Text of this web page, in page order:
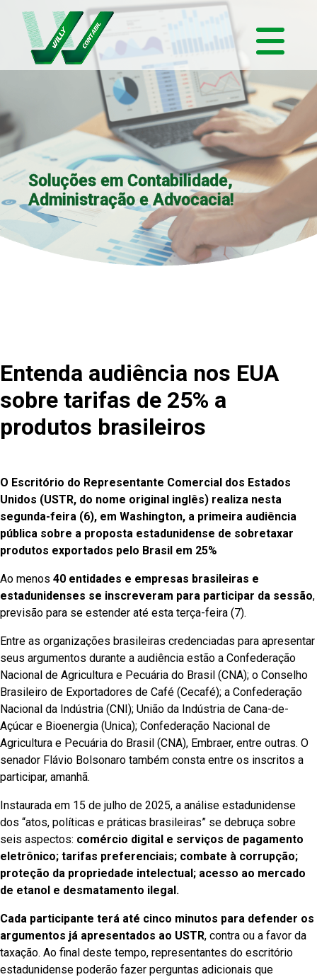
Soluções em Contabilidade,
Administração e Advocacia!
Entenda audiência nos EUA
sobre tarifas de 25% a
produtos brasileiros
O Escritório do Representante Comercial dos Estados
Unidos (USTR, do nome original inglês) realiza nesta
segunda-feira (6), em Washington, a primeira audiência
pública sobre a proposta estadunidense de sobretaxar
produtos exportados pelo Brasil em 25%
Ao menos 40 entidades e empresas brasileiras e
estadunidenses se inscreveram para participar da sessão,
previsão para se estender até esta terça-feira (7).
Entre as organizações brasileiras credenciadas para apresentar
seus argumentos durante a audiência estão a Confederação
Nacional de Agricultura e Pecuária do Brasil (CNA); o Conselho
Brasileiro de Exportadores de Café (Cecafé); a Confederação
Nacional da Indústria (CNI); União da Indústria de Cana-de-
Açúcar e Bioenergia (Unica); Confederação Nacional de
Agricultura e Pecuária do Brasil (CNA), Embraer, entre outras. O
senador Flávio Bolsonaro também consta entre os inscritos a
participar, amanhã.
Instaurada em 15 de julho de 2025, a análise estadunidense
dos “atos, políticas e práticas brasileiras” se debruça sobre
seis aspectos: comércio digital e serviços de pagamento
eletrônico; tarifas preferenciais; combate à corrupção;
proteção da propriedade intelectual; acesso ao mercado
de etanol e desmatamento ilegal.
Cada participante terá até cinco minutos para defender os
argumentos já apresentados ao USTR, contra ou a favor da
taxação. Ao final deste tempo, representantes do escritório
estadunidense poderão fazer perguntas adicionais que